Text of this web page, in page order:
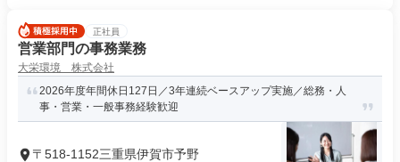
正社員
営業部門の事務業務
大栄環境 株式会社
2026年度年間休日127日／3年連続ベースアップ実施／総務・人
事・営業・一般事務経験歓迎
〒518-1152三重県伊賀市予野